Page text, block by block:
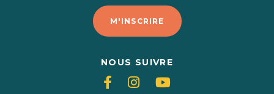
M'INSCRIRE
NOUS SUIVRE
Suivez-Suivez-Suivez-